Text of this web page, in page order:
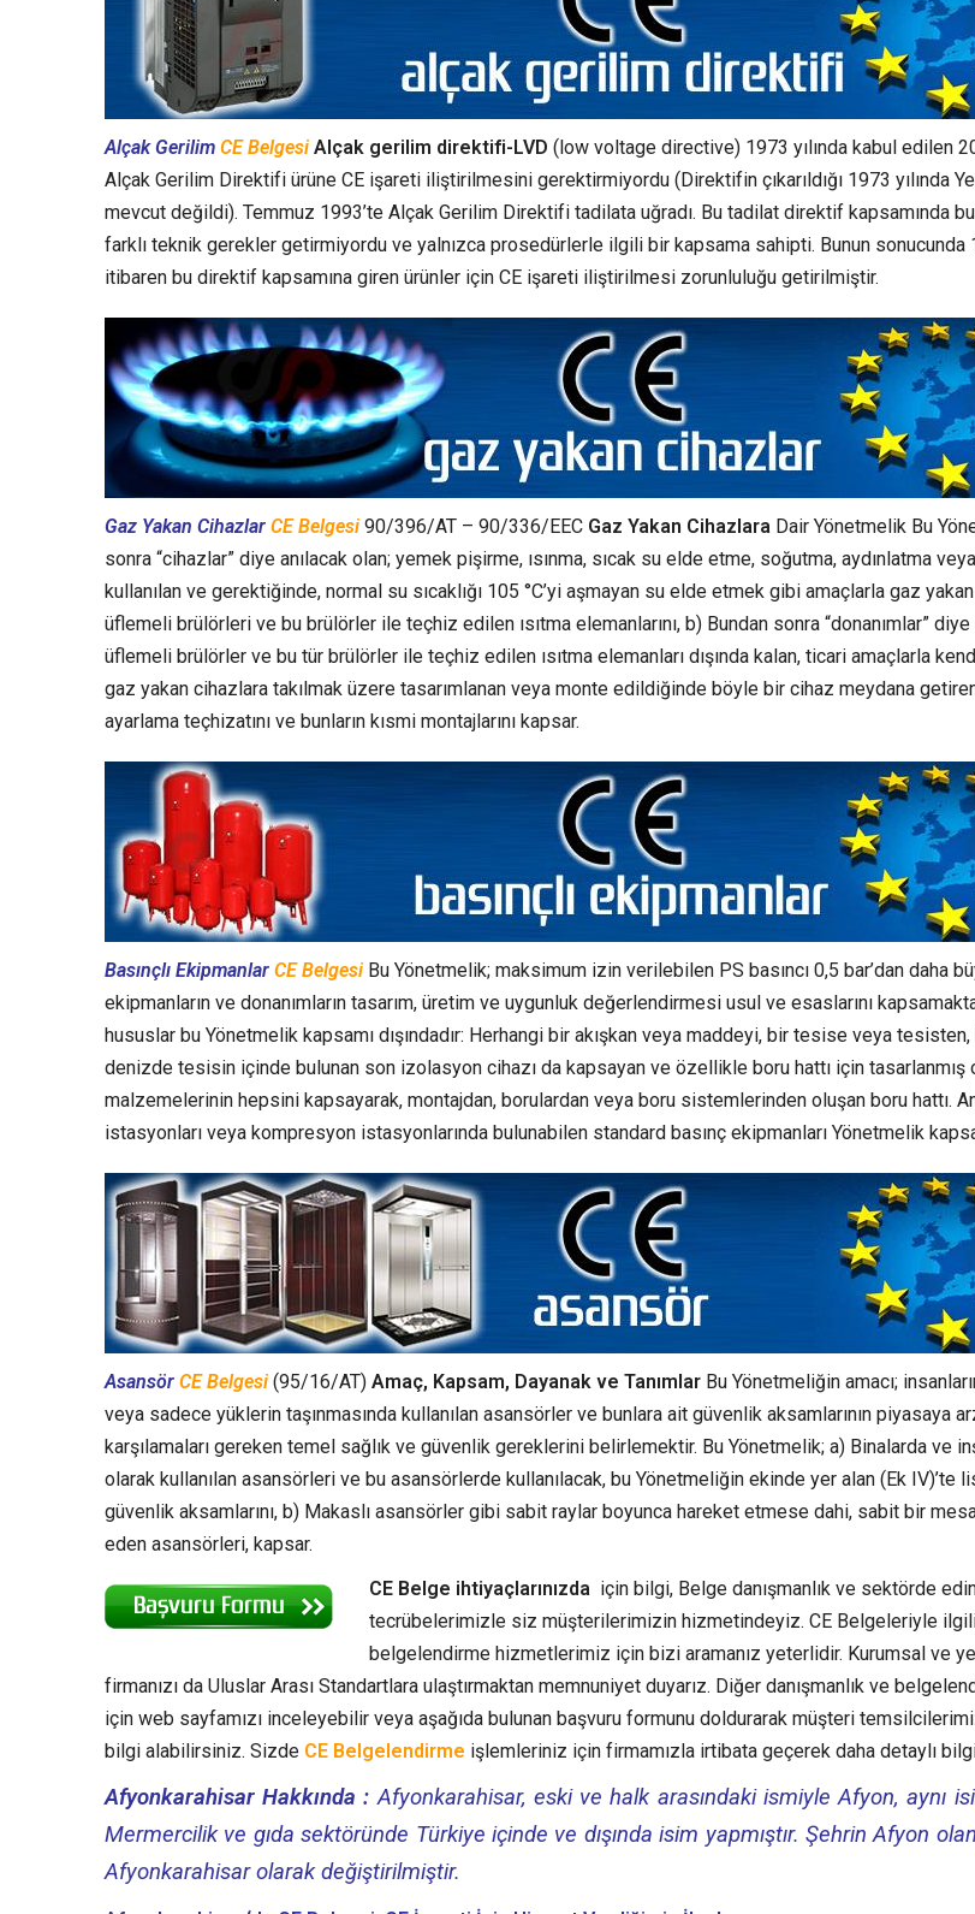
Alçak Gerilim CE Belgesi Alçak gerilim direktifi-LVD (low voltage directive) 1973 yılında kabul edilen
Alçak Gerilim Direktifi ürüne CE işareti iliştirilmesini gerektirmiyordu (Direktifin çıkarıldığı 1973 yılında
mevcut değildi). Temmuz 1993’te Alçak Gerilim Direktifi tadilata uğradı. Bu tadilat direktif kapsamında
farklı teknik gerekler getirmiyordu ve yalnızca prosedürlerle ilgili bir kapsama sahipti. Bunun sonucunda
itibaren bu direktif kapsamına giren ürünler için CE işareti iliştirilmesi zorunluluğu getirilmiştir.
Gaz Yakan Cihazlar CE Belgesi 90/396/AT – 90/336/EEC Gaz Yakan Cihazlara Dair Yönetmelik Bu
sonra “cihazlar” diye anılacak olan; yemek pişirme, ısınma, sıcak su elde etme, soğutma, aydınlatma
kullanılan ve gerektiğinde, normal su sıcaklığı 105 °C’yi aşmayan su elde etmek gibi amaçlarla gaz
üflemeli brülörleri ve bu brülörler ile teçhiz edilen ısıtma elemanlarını, b) Bundan sonra “donanımlar”
üflemeli brülörler ve bu tür brülörler ile teçhiz edilen ısıtma elemanları dışında kalan, ticari amaçlarla
gaz yakan cihazlara takılmak üzere tasarımlanan veya monte edildiğinde böyle bir cihaz meydana
ayarlama teçhizatını ve bunların kısmi montajlarını kapsar.
Basınçlı Ekipmanlar CE Belgesi Bu Yönetmelik; maksimum izin verilebilen PS basıncı 0,5 bar’dan daha
ekipmanların ve donanımların tasarım, üretim ve uygunluk değerlendirmesi usul ve esaslarını
hususlar bu Yönetmelik kapsamı dışındadır: Herhangi bir akışkan veya maddeyi, bir tesise veya tesisten,
denizde tesisin içinde bulunan son izolasyon cihazı da kapsayan ve özellikle boru hattı için tasarlanmış
malzemelerinin hepsini kapsayarak, montajdan, borulardan veya boru sistemlerinden oluşan boru hattı.
istasyonları veya kompresyon istasyonlarında bulunabilen standard basınç ekipmanları Yönetmelik
Asansör CE Belgesi (95/16/AT) Amaç, Kapsam, Dayanak ve Tanımlar Bu Yönetmeliğin amacı;
veya sadece yüklerin taşınmasında kullanılan asansörler ve bunlara ait güvenlik aksamlarının piyasaya
karşılamaları gereken temel sağlık ve güvenlik gereklerini belirlemektir. Bu Yönetmelik; a) Binalarda ve
olarak kullanılan asansörleri ve bu asansörlerde kullanılacak, bu Yönetmeliğin ekinde yer alan (Ek IV)’te
güvenlik aksamlarını, b) Makaslı asansörler gibi sabit raylar boyunca hareket etmese dahi, sabit bir
eden asansörleri, kapsar.
CE Belge ihtiyaçlarınızda için bilgi, Belge danışmanlık ve sektörde
tecrübelerimizle siz müşterilerimizin hizmetindeyiz. CE Belgeleriyle ilgili
belgelendirme hizmetlerimiz için bizi aramanız yeterlidir. Kurumsal ve
firmanızı da Uluslar Arası Standartlara ulaştırmaktan memnuniyet duyarız. Diğer danışmanlık ve
için web sayfamızı inceleyebilir veya aşağıda bulunan başvuru formunu doldurarak müşteri
bilgi alabilirsiniz. Sizde CE Belgelendirme işlemleriniz için firmamızla irtibata geçerek daha detaylı
Afyonkarahisar Hakkında : Afyonkarahisar, eski ve halk arasındaki ismiyle Afyon, aynı
Mermercilik ve gıda sektöründe Türkiye içinde ve dışında isim yapmıştır. Şehrin Afyon
Afyonkarahisar olarak değiştirilmiştir.